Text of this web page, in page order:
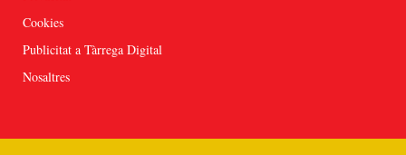
Cookies
Publicitat a Tàrrega Digital
Nosaltres